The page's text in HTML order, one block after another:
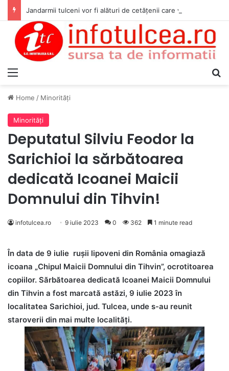
Home / Minorităţi
Minorităţi
Deputatul Silviu Feodor la
Sarichioi la sărbătoarea
dedicată Icoanei Maicii
Domnului din Tihvin!
infotulcea.ro 9 iulie 2023 0 362 1 minute read
În data de 9 iulie rușii lipoveni din România omagiază
icoana „Chipul Maicii Domnului din Tihvin”, ocrotitoarea
copiilor. Sărbătoarea dedicată Icoanei Maicii Domnului
din Tihvin a fost marcată astăzi, 9 iulie 2023 în
localitatea Sarichioi, jud. Tulcea, unde s-au reunit
staroverii din mai multe localități.